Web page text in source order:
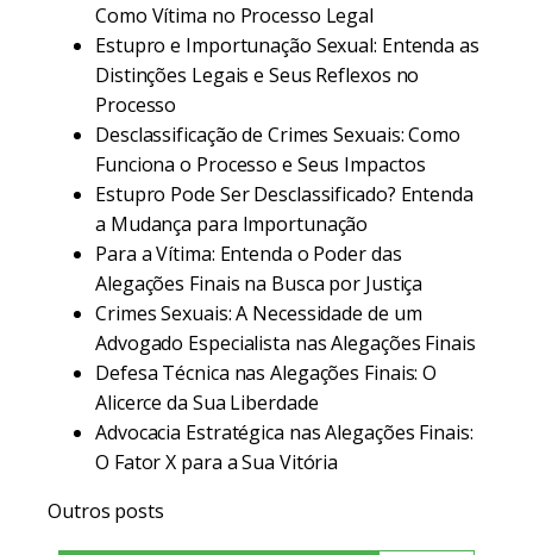
Como Vítima no Processo Legal
Estupro e Importunação Sexual: Entenda as
Distinções Legais e Seus Reflexos no
Processo
Desclassificação de Crimes Sexuais: Como
Funciona o Processo e Seus Impactos
Estupro Pode Ser Desclassificado? Entenda
a Mudança para Importunação
Para a Vítima: Entenda o Poder das
Alegações Finais na Busca por Justiça
Crimes Sexuais: A Necessidade de um
Advogado Especialista nas Alegações Finais
Defesa Técnica nas Alegações Finais: O
Alicerce da Sua Liberdade
Advocacia Estratégica nas Alegações Finais:
O Fator X para a Sua Vitória
Outros posts